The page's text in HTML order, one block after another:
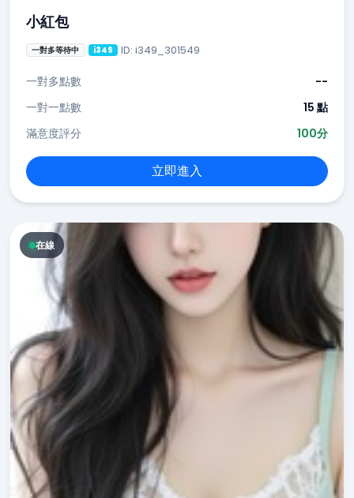
小紅包
一對多等待中 i349 ID: i349_301549
一對多點數
--
一對一點數
15 點
滿意度評分
100分
立即進入
在線